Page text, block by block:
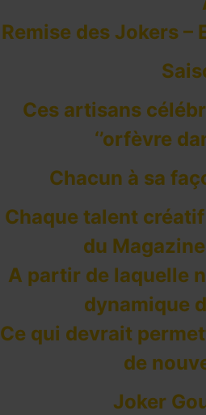
Remise des Jokers –
Ces artisans
‘’orfèvre
Chacun à sa
Chaque talent
du
A partir de laquelle
dynamique
Ce qui devrait
de
Joker